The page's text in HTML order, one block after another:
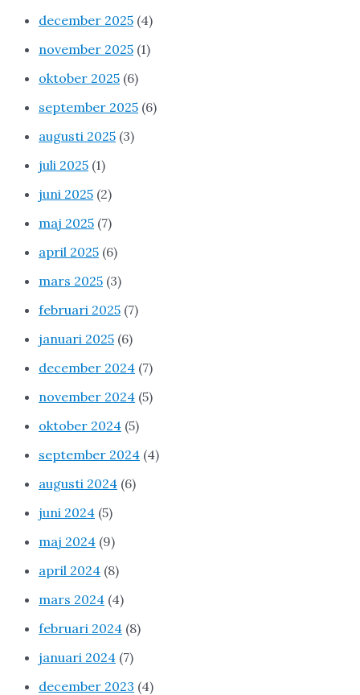
december 2025 (4)
november 2025 (1)
oktober 2025 (6)
september 2025 (6)
augusti 2025 (3)
juli 2025 (1)
juni 2025 (2)
maj 2025 (7)
april 2025 (6)
mars 2025 (3)
februari 2025 (7)
januari 2025 (6)
december 2024 (7)
november 2024 (5)
oktober 2024 (5)
september 2024 (4)
augusti 2024 (6)
juni 2024 (5)
maj 2024 (9)
april 2024 (8)
mars 2024 (4)
februari 2024 (8)
januari 2024 (7)
december 2023 (4)